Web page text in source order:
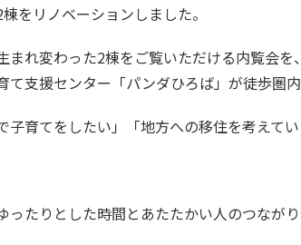
棟をリノベーションしました。
まれ変わった2棟をご覧いただける内覧会
て支援センター「パンダひろば」が徒歩圏
で子育てをしたい」「地方への移住を考え